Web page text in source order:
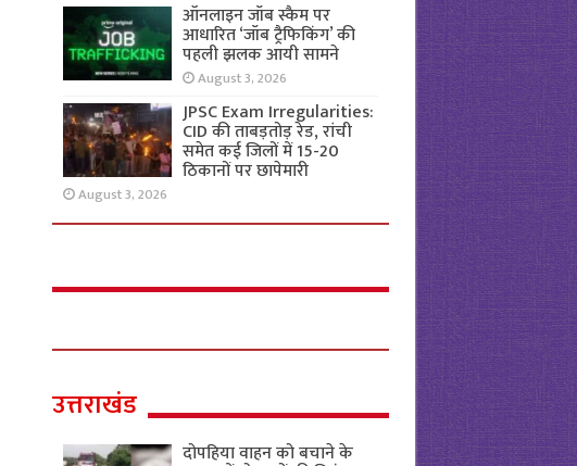
ऑनलाइन जॉब स्कैम पर
आधारित ‘जॉब ट्रैफिकिंग’ की
पहली झलक आयी सामने
August 3, 2026
JPSC Exam Irregularities:
CID की ताबड़तोड़ रेड, रांची
समेत कई जिलों में 15-20
ठिकानों पर छापेमारी
August 3, 2026
उत्तराखंड
दोपहिया वाहन को बचाने के